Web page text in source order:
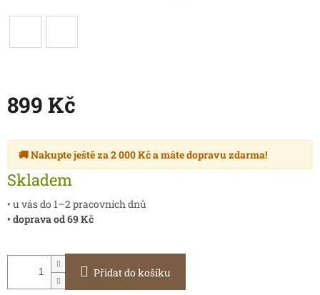
899 Kč
cena:
🚚 Nakupte ještě za2 000 Kča mátedopravu zdarma!
Skladem
• u vás do 1–2 pracovních dnů
• doprava od 69 Kč
Přidat do košíku